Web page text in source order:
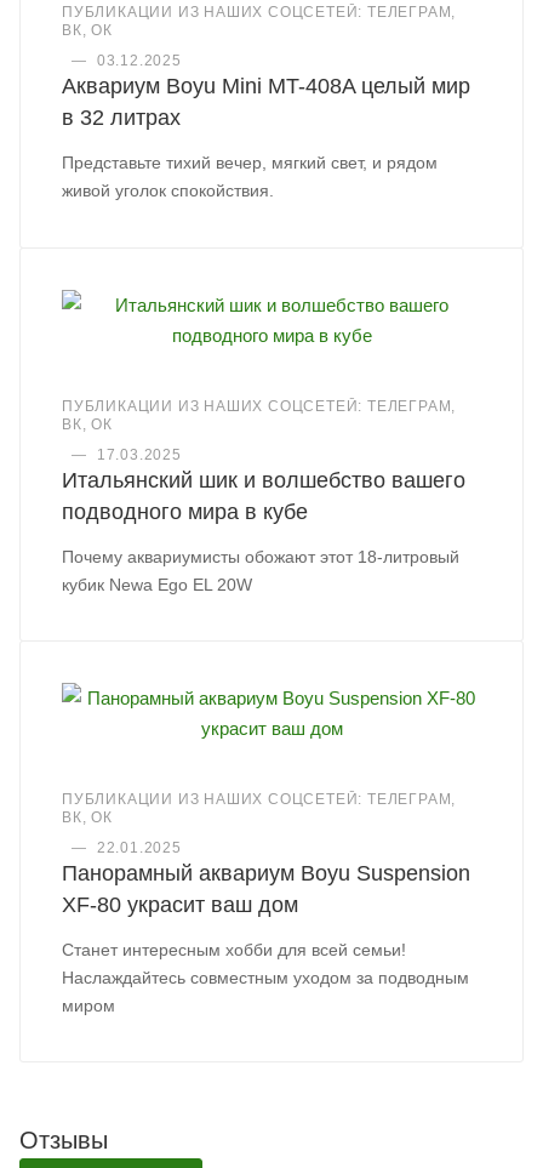
ПУБЛИКАЦИИ ИЗ НАШИХ СОЦСЕТЕЙ: ТЕЛЕГРАМ,
ВК, ОК
—
03.12.2025
Аквариум Boyu Mini MT-408A целый мир
в 32 литрах
Представьте тихий вечер, мягкий свет, и рядом
живой уголок спокойствия.
ПУБЛИКАЦИИ ИЗ НАШИХ СОЦСЕТЕЙ: ТЕЛЕГРАМ,
ВК, ОК
—
17.03.2025
Итальянский шик и волшебство вашего
подводного мира в кубе
Почему аквариумисты обожают этот 18-литровый
кубик Newa Ego EL 20W
ПУБЛИКАЦИИ ИЗ НАШИХ СОЦСЕТЕЙ: ТЕЛЕГРАМ,
ВК, ОК
—
22.01.2025
Панорамный аквариум Boyu Suspension
XF-80 украсит ваш дом
Станет интересным хобби для всей семьи!
Наслаждайтесь совместным уходом за подводным
миром
Отзывы